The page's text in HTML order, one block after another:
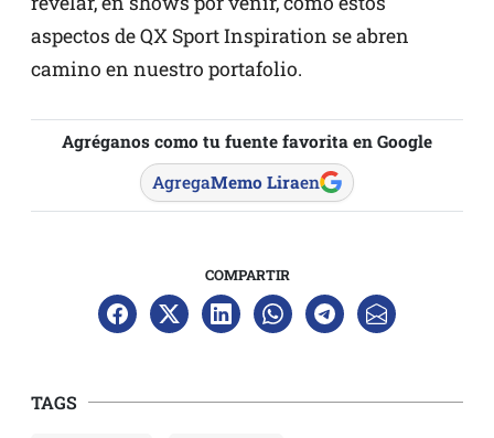
aspectos de QX Sport Inspiration se abren
camino en nuestro portafolio.
Agréganos como tu fuente favorita en Google
AgregaMemo Liraen
COMPARTIR
TAGS